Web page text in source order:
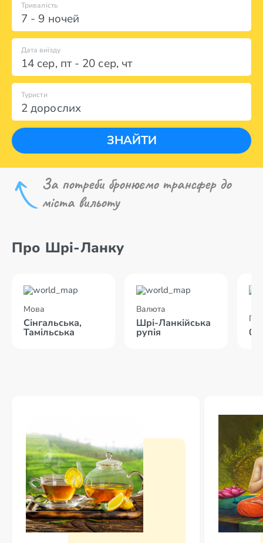
7 - 9 ночей
Тривалість
Дата виїзду
14 сер, пт- 20 сер, чт
2 дорослих
Туристи
ЗНАЙТИ
За потреби бронюємо трансфер до
міста вильоту
Про Шрі-Ланку
Мова
Сінгальська,
Тамільська
Валюта
Шрі-Ланкійська
рупія